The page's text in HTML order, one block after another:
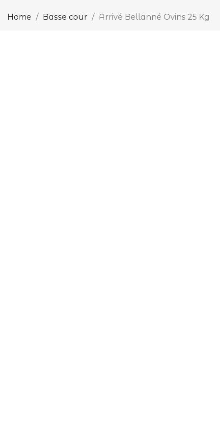
Home Basse cour Arrivé Bellanné Ovins 25 Kg